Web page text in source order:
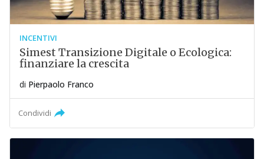
INCENTIVI
Simest Transizione Digitale o Ecologica:
finanziare la crescita
di Pierpaolo Franco
Condividi